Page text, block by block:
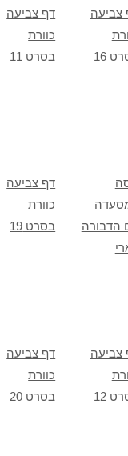
דף צביעה
כוורת
בסרט 11
צביעה
16
דף צביעה
כוורת
בסרט 19
הדבורה
דף צביעה
כוורת
בסרט 20
צביעה
12